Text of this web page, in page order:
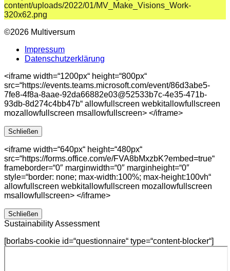
©2026 Multiversum
Impressum
Datenschutzerklärung
<iframe width=“1200px“ height=“800px“
src=“https://events.teams.microsoft.com/event/86d3abe5-
7fe8-4f8a-8aae-92da66882e03@52533b7c-4e35-471b-
93db-8d274c4bb47b“ allowfullscreen webkitallowfullscreen
mozallowfullscreen msallowfullscreen> </iframe>
Schließen
<iframe width=“640px“ height=“480px“
src=“https://forms.office.com/e/FVA8bMxzbK?embed=true“
frameborder=“0″ marginwidth=“0″ marginheight=“0″
style=“border: none; max-width:100%; max-height:100vh“
allowfullscreen webkitallowfullscreen mozallowfullscreen
msallowfullscreen> </iframe>
Schließen
Sustainability Assessment
[borlabs-cookie id=“questionnaire“ type=“content-blocker“]